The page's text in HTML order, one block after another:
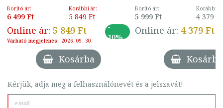
Borító ár:
6 499 Ft
Korábbi ár:
5 849 Ft
Online ár: 5 849 Ft
-
10%
Várható megjelenés: 2026. 09. 30.
Kosárba
Borító ár:
5 999 Ft
Korábbi
4 379 Ft
Online ár: 4 379 Ft
Kosárba
Kérjük, adja meg a felhasználónevét és a jelszavát!